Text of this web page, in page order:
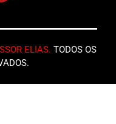
ELIAS. TODOS OS